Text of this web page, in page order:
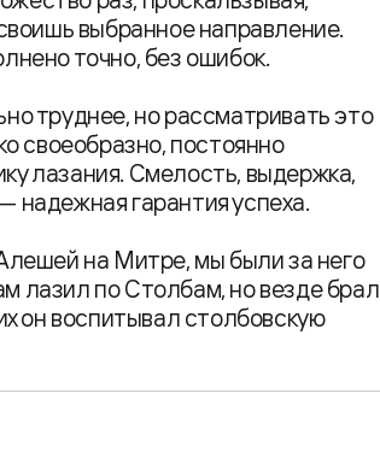
выбранное направление.
точно, без ошибок.
труднее, но рассматривать это
своеобразно, постоянно
лазания. Смелость, выдержка,
надежная гарантия успеха.
на Митре, мы были за него
лазил по Столбам, но везде брал
он воспитывал столбовскую